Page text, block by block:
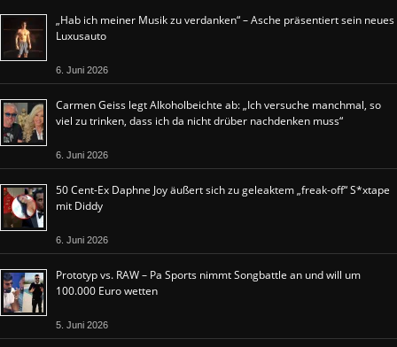
„Hab ich meiner Musik zu verdanken“ – Asche präsentiert sein neues
Luxusauto
6. Juni 2026
Carmen Geiss legt Alkoholbeichte ab: „Ich versuche manchmal, so
viel zu trinken, dass ich da nicht drüber nachdenken muss“
6. Juni 2026
50 Cent-Ex Daphne Joy äußert sich zu geleaktem „freak-off“ S*xtape
mit Diddy
6. Juni 2026
Prototyp vs. RAW – Pa Sports nimmt Songbattle an und will um
100.000 Euro wetten
5. Juni 2026